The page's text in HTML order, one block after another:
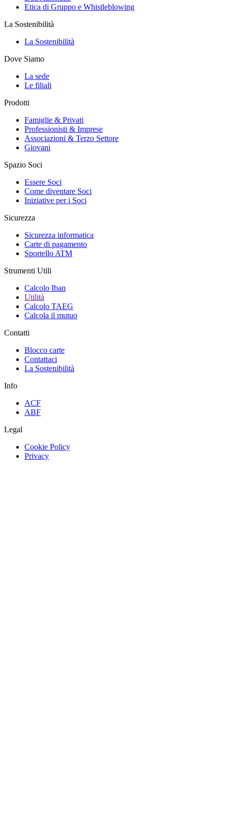
Etica di Gruppo e Whistleblowing
La Sostenibilità
La Sostenibilità
Dove Siamo
La sede
Le filiali
Prodotti
Famiglie & Privati
Professionisti & Imprese
Associazioni & Terzo Settore
Giovani
Spazio Soci
Essere Soci
Come diventare Soci
Iniziative per i Soci
Sicurezza
Sicurezza informatica
Carte di pagamento
Sportello ATM
Strumenti Utili
Calcolo Iban
Utilità
Calcolo TAEG
Calcola il mutuo
Contatti
Blocco carte
Contattaci
La Sostenibilità
Info
ACF
ABF
Legal
Cookie Policy
Privacy